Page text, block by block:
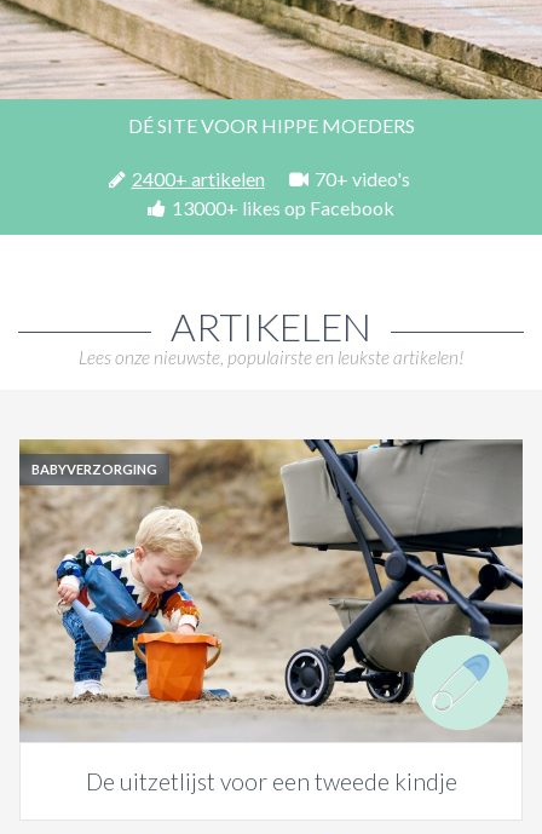
ACTIES & KORTING
DÉ SITE VOOR HIPPE MOEDERS
2400+ artikelen
70+ video's
13000+ likes op Facebook
ARTIKELEN
Lees onze nieuwste, populairste en leukste artikelen!
BABYVERZORGING
De uitzetlijst voor een tweede kindje